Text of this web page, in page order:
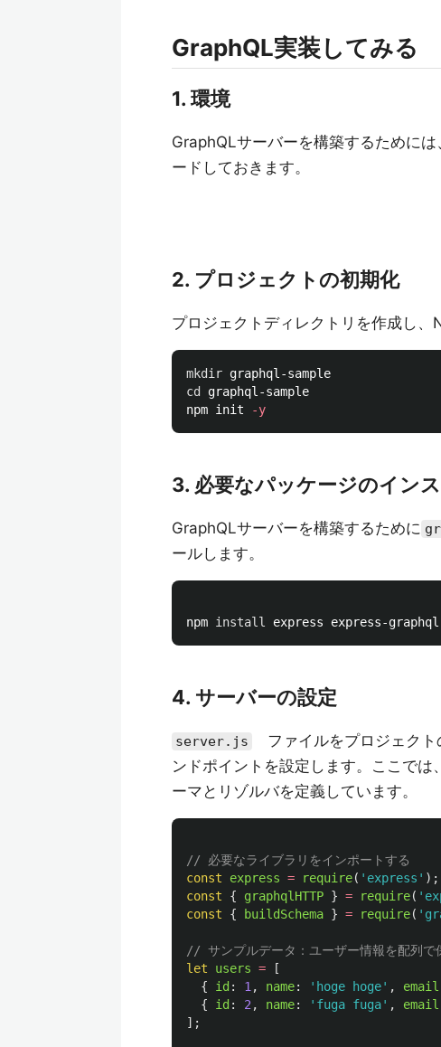
GraphQL実装してみる
1. 環境
GraphQLサーバーを構築するために
ードしておきます。
2. プロジェクトの初期化
プロジェクトディレクトリを作成し、
mkdir
cd graphql-sample
npm init
-y
3. 必要なパッケージのイン
GraphQLサーバーを構築するために
ールします。
npm install
4. サーバーの設定
server.js
ファイルをプロジェクト
ンドポイントを設定します。ここで
ーマとリゾルバを定義しています。
// 必要なライブラリをインポートする
const
express = require( ' express ' );
const
{ graphqlHTTP } = require( '
const
{ buildSchema } = require( '
// サンプルデータ：ユーザー情報を配列で
let
users =
[
{
id : 1 , name: ' hoge hoge' , email
{
id : 2 , name: ' fuga fuga' , email
];